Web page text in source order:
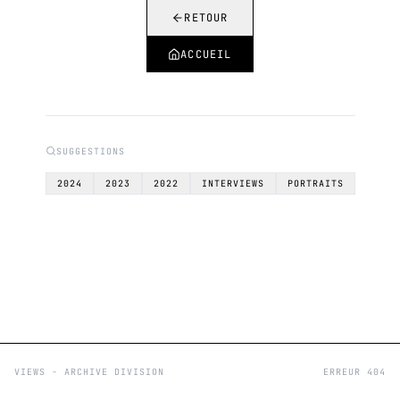
RETOUR
ACCUEIL
SUGGESTIONS
2024 2023 2022 INTERVIEWS PORTRAITS
VIEWS - ARCHIVE DIVISION ERREUR 404